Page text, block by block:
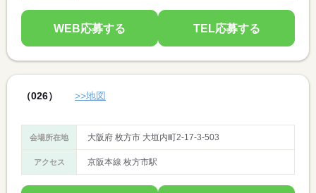
WEB応募する TEL応募する
（026） >>地図
会場所在地 大阪府 枚方市 大垣内町2-17-3-503
アクセス 京阪本線 枚方市駅